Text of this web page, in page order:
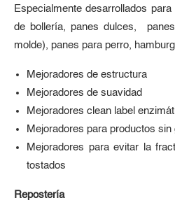
Especialmente desarrollados
de bollería, panes dulces,
molde), panes para perro,
Mejoradores de estructura
Mejoradores de suavidad
Mejoradores clean label
Mejoradores para productos sin
Mejoradores para evitar la
tostados
Repostería